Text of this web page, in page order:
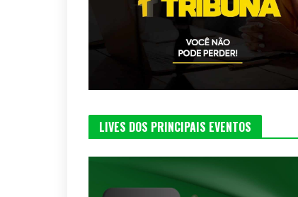
LIVES DOS PRINCIPAIS EVENTOS